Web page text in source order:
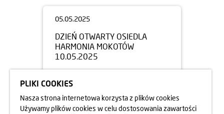
PLIKI COOKIES
Nasza strona internetowa korzysta z plików cookies
Używamy plików cookies w celu dostosowania zawartości